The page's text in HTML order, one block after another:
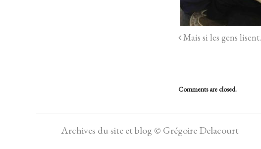
Mais si les gens lisent.
Comments are closed.
Archives du site et blog © Grégoire Delacourt